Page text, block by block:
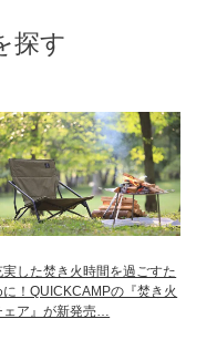
探す
実した焚き火時間を過ごすた
に！QUICKCAMPの『焚き火
ェア』が新発売…